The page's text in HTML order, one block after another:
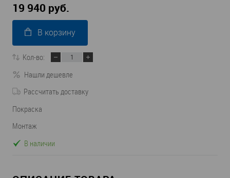
19 940 руб.
В корзину
Кол-во:
Нашли дешевле
Рассчитать доставку
Покраска
Монтаж
В наличии